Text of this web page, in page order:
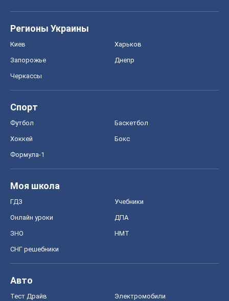
Регионы Украины
Киев Харьков
Запорожье Днепр
Черкассы
Спорт
Футбол Баскетбол
Хоккей Бокс
Формула-1
Моя школа
ГДЗ Учебники
Онлайн уроки ДПА
ЗНО НМТ
СНГ решебники
Авто
Тест Драйв Электромобили